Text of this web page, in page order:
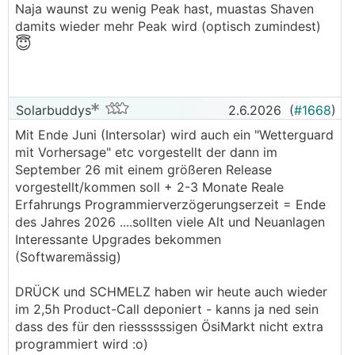
──────..
npalko schrieb:
da könnten sie noch vorn dabei sein😇
───────────────
Brauch kana - einspeisen was geht :o)) Shaven tu
i wos anderes
───────────────
Peak Shaving ist aber was anderes😜
Naja waunst zu wenig Peak hast, muastas Shaven
damits wieder mehr Peak wird (optisch zumindest)
😇
Solarbuddys 2.6.2026 (#1668)
Mit Ende Juni (Intersolar) wird auch ein "Wetterguard
mit Vorhersage" etc vorgestellt der dann im
September 26 mit einem größeren Release
vorgestellt/kommen soll + 2-3 Monate Reale
Erfahrungs Programmierverzögerungserzeit = Ende
des Jahres 2026 ....sollten viele Alt und Neuanlagen
Interessante Upgrades bekommen
(Softwaremässig)
DRÜCK und SCHMELZ haben wir heute auch wieder
im 2,5h Product-Call deponiert - kanns ja ned sein
dass des für den riessssssigen ÖsiMarkt nicht extra
programmiert wird :o)